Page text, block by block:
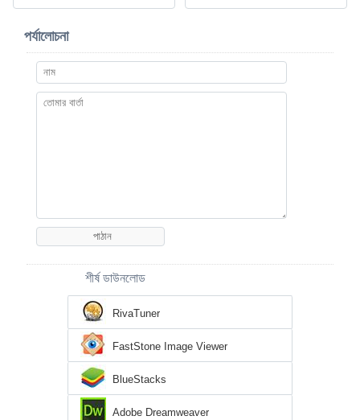
পর্যালোচনা
শীর্ষ ডাউনলোড
RivaTuner
FastStone Image Viewer
BlueStacks
Adobe Dreamweaver